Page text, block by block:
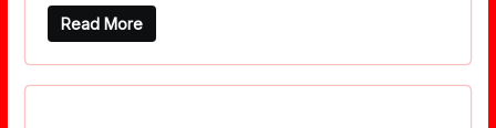
Read More